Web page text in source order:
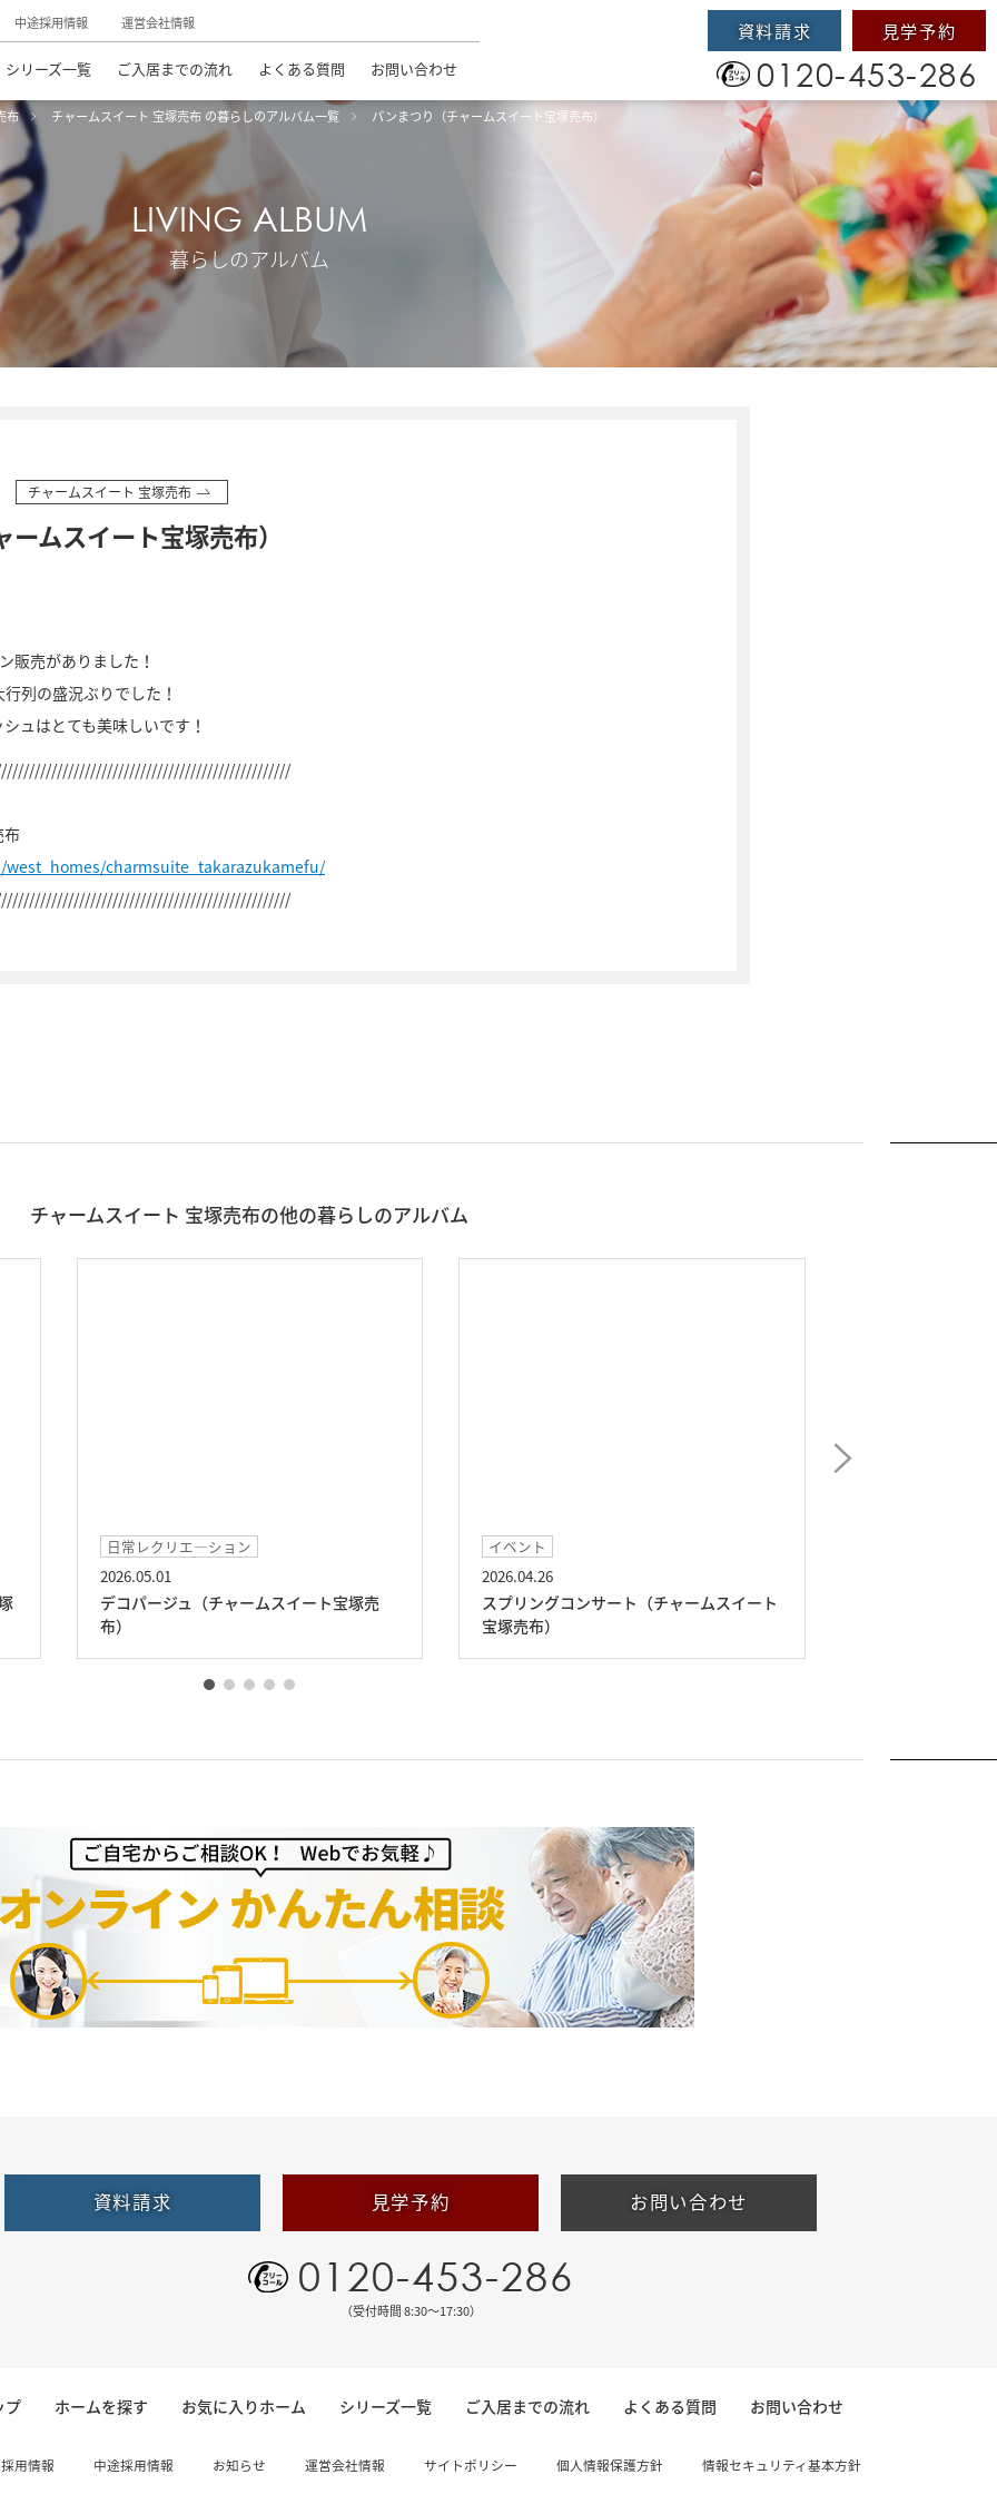
中途採用情報 運営会社情報
シリーズ一覧 ご入居までの流れ よくある質問 お問い合わせ
資料請求 見学予約
0120-453-286
布 チャームスイート 宝塚売布 の暮らしのアルバム一覧 パンまつり（チャームスイート宝塚売布）
LIVING ALBUM
暮らしのアルバム
チャームスイート 宝塚売布
ムスイート宝塚売布）
販売がありました！
列の盛況ぶりでした！
ュはとても美味しいです！
charmsuite_takarazukamefu/
チャームスイート 宝塚売布の他の暮らしのアルバム
日常レクリエ―ション
デコパージュ（チャームスイート宝塚売
スプリングコンサート（チャームスイート
資料請求 見学予約 お問い合わせ
0120-453-286
（受付時間 8:30〜17:30）
プ ホームを探す お気に入りホーム シリーズ一覧 ご入居までの流れ よくある質問 お問い合わせ
用情報 中途採用情報 お知らせ 運営会社情報 サイトポリシー 個人情報保護方針 情報セキュリティ基本方針